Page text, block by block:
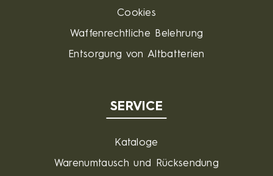
Cookies
Waffenrechtliche Belehrung
Entsorgung von Altbatterien
SERVICE
Kataloge
Warenumtausch und Rücksendung